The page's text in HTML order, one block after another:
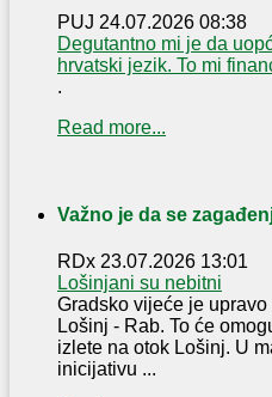
PUJ 24.07.2026 08:38
Degutantno mi je da
hrvatski jezik. To mi
.
Read more...
Važno je da se
RDx 23.07.2026 13:01
Lošinjani su nebitni
Gradsko vijeće je
Lošinj - Rab. To će
izlete na otok Lošinj. U
inicijativu ...